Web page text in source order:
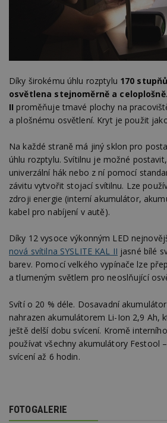
Díky širokému úhlu rozptylu 170 stupňů
osvětlena stejnoměrně a celoplošně.
II proměňuje tmavé plochy na
a plošnému osvětlení. Kryt je použit
Na každé straně má jiný sklon pro
úhlu rozptylu. Svítilnu je možné
univerzální hák nebo z ní pomocí
závitu vytvořit stojací svítilnu. Lze
zdroji energie (interní akumulátor,
kabel pro nabíjení v autě).
Díky 12 vysoce výkonným LED
nová svítilna SYSLITE KAL II jasné bílé
barev. Pomocí velkého vypínače lze
a tlumeným světlem pro neoslňující
Svítí o 20 % déle. Dosavadní
nahrazen akumulátorem Li-Ion 2,9 Ah,
ještě delší dobu svícení. Kromě
používat všechny akumulátory Festool
svícení až 6 hodin.
FOTOGALERIE